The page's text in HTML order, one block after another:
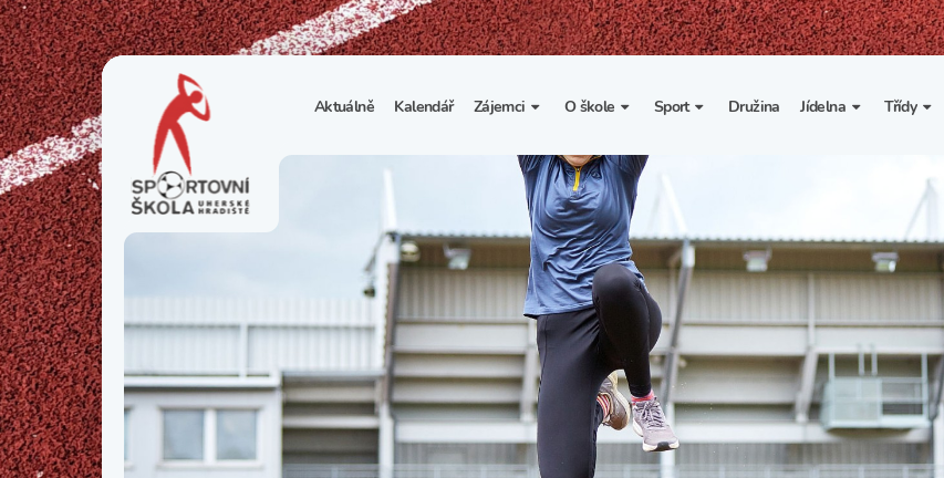
Aktuálně Kalendář Zájemci
1. třída
Sportovní třídy
Nesportovní třídy
O škole
Základní informace
Organizace školního roku
Výuka a učební plán
Zájmové kroužky
Školní poradenské
pracoviště
Školní psycholožka
Školská rada
Sport
Spolupráce se sportovními
kluby
Školní sportovní klub
Tělesná výchova a sport
Družina Jídelna
Vnitřní řád školní
Třídy
Třída
Třída
Třída
Třída
Třída
Třída